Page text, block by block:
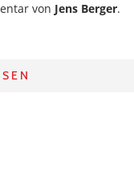
von Jens Berger.